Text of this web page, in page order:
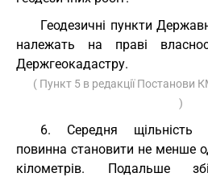
Геодезичні пункти
належать на праві
Держгеокадастру.
( Пункт 5 в редакції Постанови
)
6. Середня щільність
повинна становити не менше
кілометрів. Подальше